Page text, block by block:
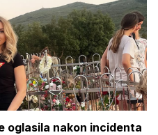
oglasila nakon incidenta